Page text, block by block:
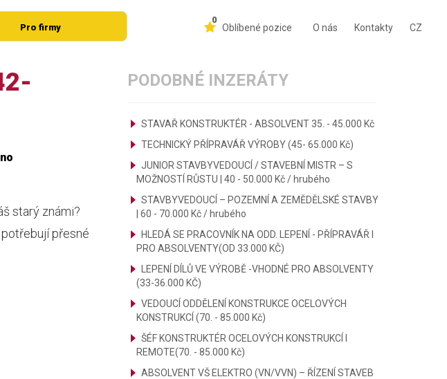
Pro firmy
0
Oblíbené pozice O nás Kontakty CZ
starý známi?
přesné
PODOBNÉ INZERÁTY
STAVAŘ KONSTRUKTÉR - ABSOLVENT 35. - 45.000 Kč
TECHNICKÝ PŘÍPRAVÁŘ VÝROBY (45- 65.000 Kč)
JUNIOR STAVBYVEDOUCÍ / STAVEBNÍ MISTR – S
MOŽNOSTÍ RŮSTU | 40 - 50.000 Kč / hrubého
STAVBYVEDOUCÍ – POZEMNÍ A ZEMĚDĚLSKÉ STAVBY
| 60 - 70.000 Kč / hrubého
HLEDÁ SE PRACOVNÍK NA ODD. LEPENÍ - PŘÍPRAVÁŘ I
PRO ABSOLVENTY(OD 33.000 KČ)
LEPENÍ DÍLŮ VE VÝROBĚ -VHODNÉ PRO ABSOLVENTY
(33-36.000 KČ)
VEDOUCÍ ODDĚLENÍ KONSTRUKCE OCELOVÝCH
KONSTRUKCÍ (70. - 85.000 Kč)
ŠÉF KONSTRUKTÉR OCELOVÝCH KONSTRUKCÍ I
REMOTE(70. - 85.000 Kč)
ABSOLVENT VŠ ELEKTRO (VN/VVN) – ŘÍZENÍ STAVEB